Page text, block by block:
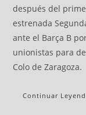
después del
estrenada
ante el Barça B
unionistas para
Colo de Zaragoza.
Continuar